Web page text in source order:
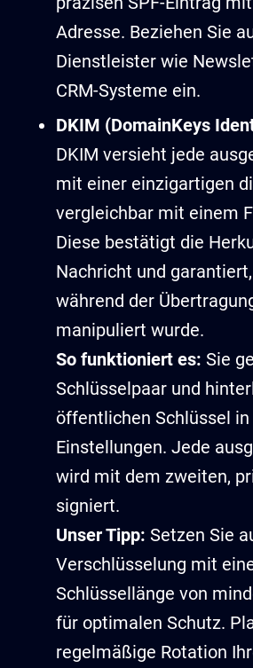
Adresse. Beziehen Sie
Dienstleister wie
CRM-Systeme ein.
DKIM (DomainKeys
DKIM versieht jede
mit einer einzigartigen
vergleichbar mit einem
Diese bestätigt die
Nachricht und
während der
manipuliert wurde.
So funktioniert es: Sie
Schlüsselpaar und
öffentlichen Schlüssel in
Einstellungen. Jede
wird mit dem zweiten,
signiert.
Unser Tipp: Setzen Sie
Verschlüsselung mit
Schlüssellänge von
für optimalen Schutz.
regelmäßige Rotation